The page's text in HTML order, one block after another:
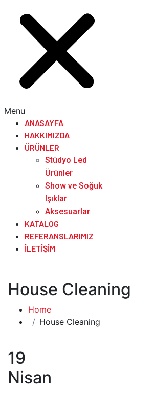
Menu
ANASAYFA
HAKKIMIZDA
ÜRÜNLER
Stüdyo Led
Ürünler
Show ve Soğuk
Işıklar
Aksesuarlar
KATALOG
REFERANSLARIMIZ
İLETIŞIM
House Cleaning
Home
House Cleaning
19
Nisan